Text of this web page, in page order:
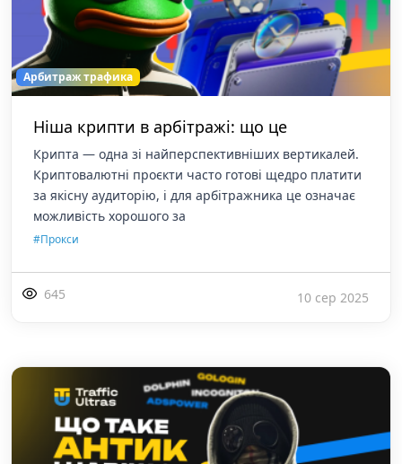
Арбитраж трафика
Ніша крипти в арбітражі: що це
Крипта — одна зі найперспективніших вертикалей.
Криптовалютні проєкти часто готові щедро платити
за якісну аудиторію, і для арбітражника це означає
можливість хорошого за
#Прокси
645 10 сер 2025